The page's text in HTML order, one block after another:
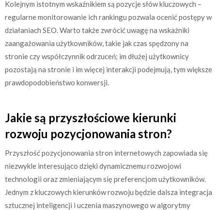
Kolejnym istotnym wskaźnikiem są pozycje słów kluczowych –
regularne monitorowanie ich rankingu pozwala ocenić postępy w
działaniach SEO. Warto także zwrócić uwagę na wskaźniki
zaangażowania użytkowników, takie jak czas spędzony na
stronie czy współczynnik odrzuceń; im dłużej użytkownicy
pozostają na stronie i im więcej interakcji podejmują, tym większe
prawdopodobieństwo konwersji.
Jakie są przyszłościowe kierunki
rozwoju pozycjonowania stron?
Przyszłość pozycjonowania stron internetowych zapowiada się
niezwykle interesująco dzięki dynamicznemu rozwojowi
technologii oraz zmieniającym się preferencjom użytkowników.
Jednym z kluczowych kierunków rozwoju będzie dalsza integracja
sztucznej inteligencji i uczenia maszynowego w algorytmy